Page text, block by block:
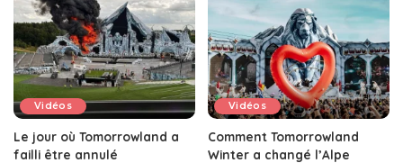
Vidéos
Le jour où Tomorrowland a
failli être annulé
Vidéos
Comment Tomorrowland
Winter a changé l’Alpe